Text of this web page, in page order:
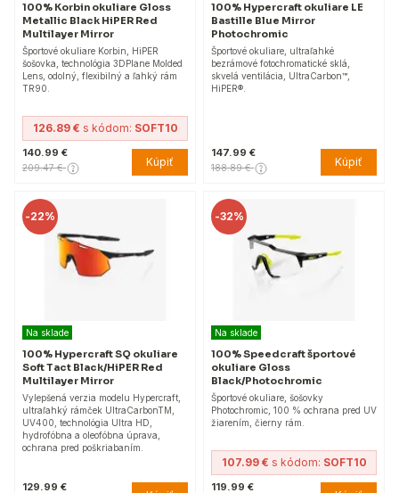
100% Korbin okuliare Gloss
Metallic Black HiPER Red
Multilayer Mirror
Športové okuliare Korbin, HiPER
šošovka, technológia 3DPlane Molded
Lens, odolný, flexibilný a ľahký rám
TR90.
126.89 € s kódom: SOFT10
140.99 €
209.47 € Kúpiť
100% Hypercraft okuliare LE
Bastille Blue Mirror
Photochromic
Športové okuliare, ultraľahké
bezrámové fotochromatické sklá,
skvelá ventilácia, UltraCarbon™,
HiPER®.
147.99 €
188.89 € Kúpiť
-22%
Na sklade
100% Hypercraft SQ okuliare
Soft Tact Black/HiPER Red
Multilayer Mirror
Vylepšená verzia modelu Hypercraft,
ultraľahký rámček UltraCarbonTM,
UV400, technológia Ultra HD,
hydrofóbna a oleofóbna úprava,
ochrana pred poškriabaním.
129.99 €
-32%
Na sklade
100% Speedcraft športové
okuliare Gloss
Black/Photochromic
Športové okuliare, šošovky
Photochromic, 100 % ochrana pred UV
žiarením, čierny rám.
107.99 € s kódom: SOFT10
119.99 €